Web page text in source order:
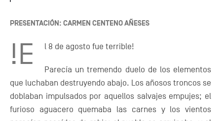
PRESENTACIÓN: CARMEN CENTENO AÑESES
!E l 8 de agosto fue terrible!
Parecía un tremendo duelo de los elementos
que luchaban destruyendo abajo. Los añosos troncos se
doblaban impulsados por aquellos salvajes empujes; el
furioso aguacero quemaba las carnes y los vientos